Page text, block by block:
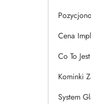
Cena
Co To
Kominki
System